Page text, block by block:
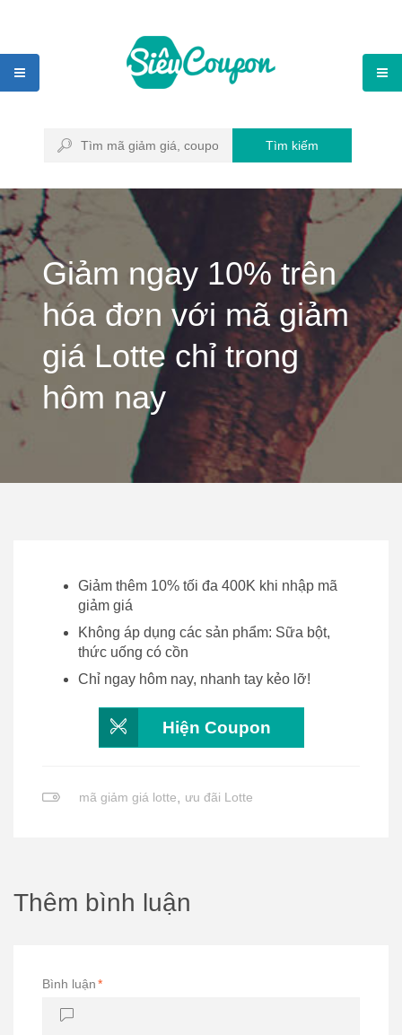
Tìm kiếm
Giảm ngay 10% trên
hóa đơn với mã giảm
giá Lotte chỉ trong
hôm nay
Giảm thêm 10% tối đa 400K khi nhập mã
giảm giá
Không áp dụng các sản phẩm: Sữa bột,
thức uống có cồn
Chỉ ngay hôm nay, nhanh tay kẻo lỡ!
Hiện Coupon
mã giảm giá lotte, ưu đãi Lotte
Thêm bình luận
Bình luận*